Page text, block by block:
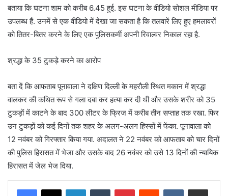
बताया कि घटना शाम को करीब 6.45 हुई. इस घटना के वीडियो सोशल मीडिया पर
उपलब्ध हैं. उनमें से एक वीडियो में देखा जा सकता है कि तलवारें लिए हुए हमलावरों
को तितर-बितर करने के लिए एक पुलिसकर्मी अपनी रिवाल्वर निकाल रहा है.
श्रद्धा के 35 टुकड़े करने का आरोप
बता दें कि आफताब पूनावाला ने दक्षिण दिल्ली के महरौली स्थित मकान में श्रद्धा
वालकर की कथित रूप से गला दबा कर हत्या कर दी थी और उसके शरीर को 35
टुकड़ों में काटने के बाद 300 लीटर के फ्रिज में करीब तीन सप्ताह तक रखा. फिर
उन टुकड़ों को कई दिनों तक शहर के अलग-अलग हिस्सों में फेंका. पूनावाला को
12 नवंबर को गिरफ्तार किया गया. अदालत ने 22 नवंबर को आफताब को चार दिनों
की पुलिस हिरासत में भेजा और उसके बाद 26 नवंबर को उसे 13 दिनों की न्यायिक
हिरासत में जेल भेज दिया.
LinkedInTumblr PinterestReddit VKontakteShare via Email